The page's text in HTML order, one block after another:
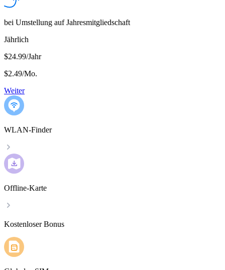
bei Umstellung auf Jahresmitgliedschaft
Jährlich
$24.99/Jahr
$2.49/Mo.
Weiter
WLAN-Finder
Offline-Karte
Kostenloser Bonus